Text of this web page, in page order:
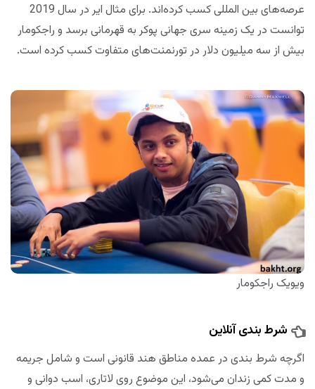
عرصه‌های بین المللی کسب کرده‌اند. برای مثال ایر در سال 2019
توانست در یک زمینه سری جهانی پوکر به قهرمانی برسد و راجکومار
بیش از سه میلیون دلار در تورنمنت‌های متفاوت کسب کرده است.
ویویک راجکومار
شرط بندی آنلاین
اگرچه شرط بندی در عمده مناطق هند قانونی است و شامل جریمه
و مدت کمی زندان می‌شود، این موضوع روی لاتاری، اسب دوانی و